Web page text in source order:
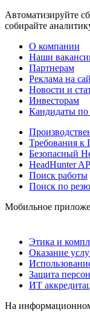
Автоматизируйте
собирайте
О компании
Наши
Партнерам
Реклама на
Новости и
Инвесторам
Кандидаты по
Требования к
Безопасный
HeadHunter
Поиск работы
Поиск по
Мобильное
Этика и
Оказание
Защита
ИТ
На